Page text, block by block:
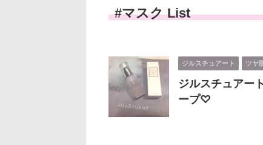
#マスク List
ジルスチュアート ツヤ
ジルスチュアー
ープ♡